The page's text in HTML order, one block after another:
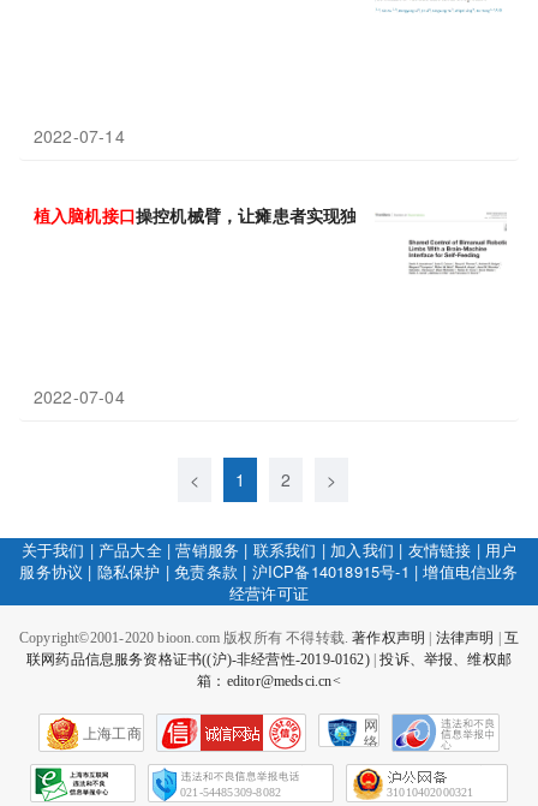
2022-07-14
植入脑机接口操控机械臂，让瘫患者实现独立进食
2022-07-04
< 1 2 >
关于我们 | 产品大全|营销服务 | 联系我们 | 加入我们 | 友情链接 | 用户
服务协议 | 隐私保护 |免责条款 | 沪ICP备14018915号-1 |增值电信业务
经营许可证
Copyright©2001-2020 bioon.com 版权所有 不得转载.著作权声明 法律声明
互
联网药品信息服务资格证书((沪)-非经营性-2019-0162)|投诉、举报、维权邮
箱：editor@medsci.cn<
上海工商
网
络
会
征
021-54485309-8082 31010402000321